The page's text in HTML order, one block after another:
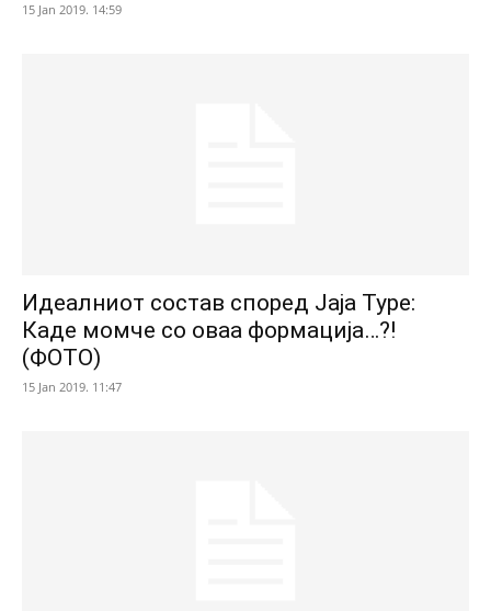
15 Jan 2019. 14:59
Идеалниот состав според Јаја Туре:
Каде момче со оваа формација…?!
(ФОТО)
15 Jan 2019. 11:47